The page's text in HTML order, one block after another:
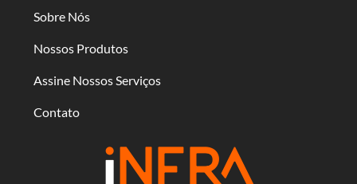
Sobre Nós
Nossos Produtos
Assine Nossos Serviços
Contato